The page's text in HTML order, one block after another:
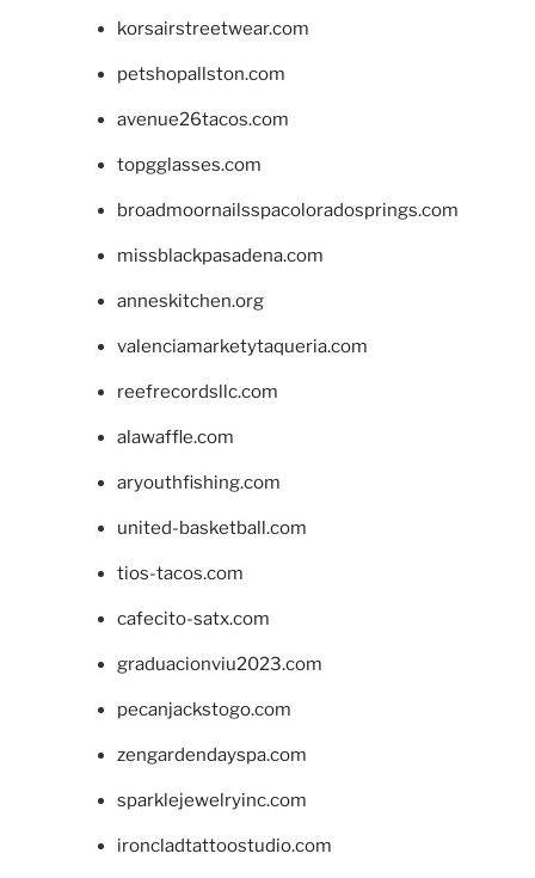
korsairstreetwear.com
petshopallston.com
avenue26tacos.com
topgglasses.com
broadmoornailsspacoloradosprings.com
missblackpasadena.com
anneskitchen.org
valenciamarketytaqueria.com
reefrecordsllc.com
alawaffle.com
aryouthfishing.com
united-basketball.com
tios-tacos.com
cafecito-satx.com
graduacionviu2023.com
pecanjackstogo.com
zengardendayspa.com
sparklejewelryinc.com
ironcladtattoostudio.com